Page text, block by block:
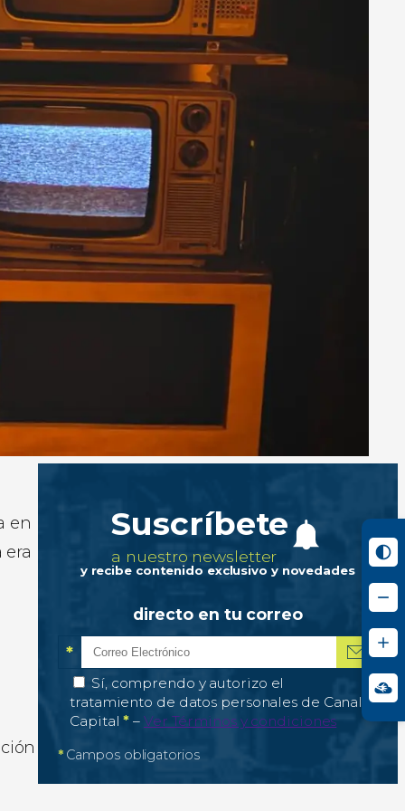
en
Suscríbete
a nuestro newsletter
y recibe contenido exclusivo y novedades
directo en tu correo
Correo electrónico*
*Campo obligatorio
Autorización de tratamiento de datos
Sí, comprendo y autorizo el
tratamiento de datos personales de Canal
Capital* – Campo obligatorio
Ver Términos y condiciones
*Campos obligatorios